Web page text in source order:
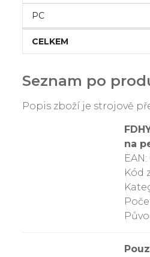
PC
CELKEM
Seznam po
Popis zboží je strojově
na
Kód